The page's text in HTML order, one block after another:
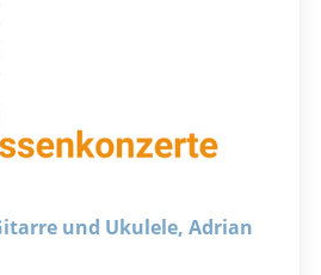
und Ukulele, Adrian